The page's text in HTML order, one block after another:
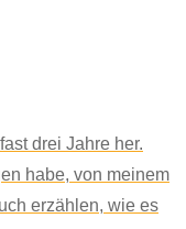
drei Jahre her.
habe, von meinem
erzählen, wie es